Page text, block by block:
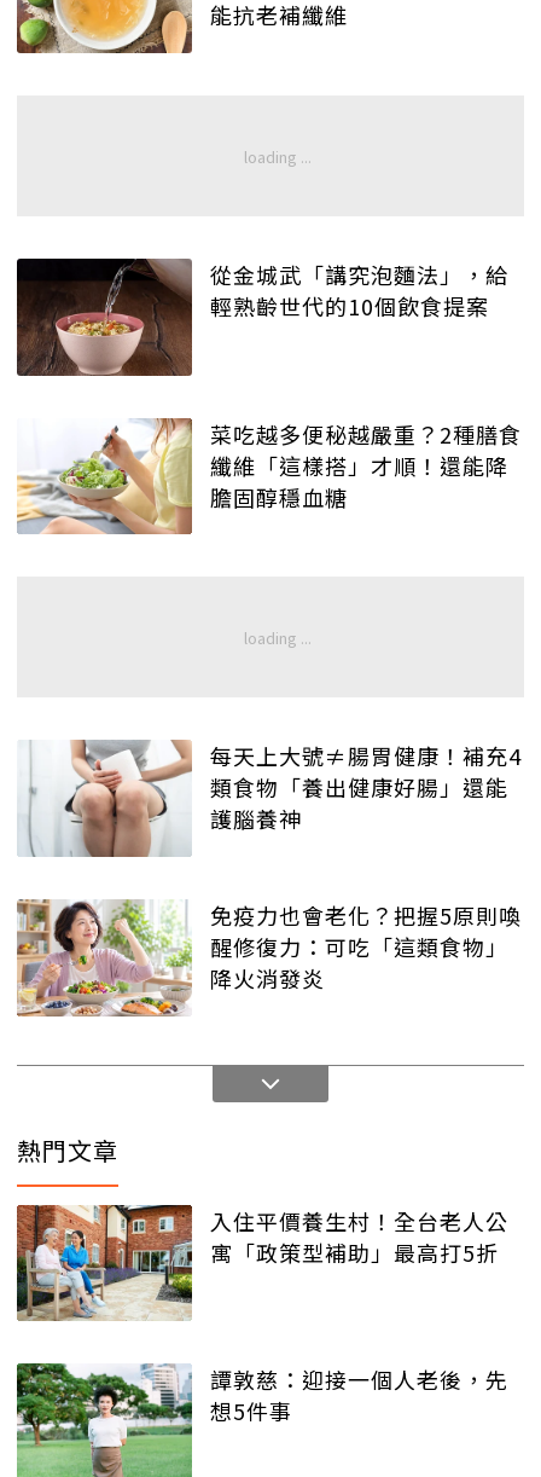
能抗老補纖維
從金城武「講究泡麵法」，給
輕熟齡世代的10個飲食提案
菜吃越多便秘越嚴重？2種膳食
纖維「這樣搭」才順！還能降
膽固醇穩血糖
每天上大號≠腸胃健康！補充4
類食物「養出健康好腸」還能
護腦養神
免疫力也會老化？把握5原則喚
醒修復力：可吃「這類食物」
降火消發炎
熱門文章
入住平價養生村！全台老人公
寓「政策型補助」最高打5折
譚敦慈：迎接一個人老後，先
想5件事